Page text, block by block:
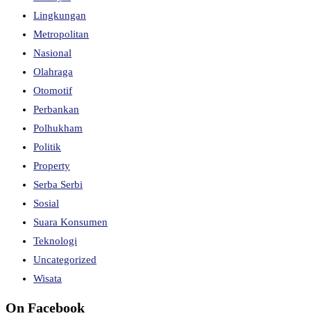
Lingkungan
Metropolitan
Nasional
Olahraga
Otomotif
Perbankan
Polhukham
Politik
Property
Serba Serbi
Sosial
Suara Konsumen
Teknologi
Uncategorized
Wisata
On Facebook